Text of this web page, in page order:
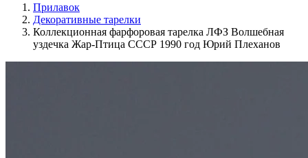
Прилавок
Декоративные тарелки
Коллекционная фарфоровая тарелка ЛФЗ Волшебная
уздечка Жар-Птица СССР 1990 год Юрий Плеханов